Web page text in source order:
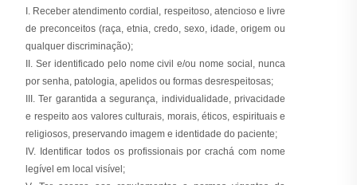
I. Receber atendimento cordial, respeitoso, atencioso e livre
de preconceitos (raça, etnia, credo, sexo, idade, origem ou
qualquer discriminação);
II. Ser identificado pelo nome civil e/ou nome social, nunca
por senha, patologia, apelidos ou formas desrespeitosas;
III. Ter garantida a segurança, individualidade, privacidade
e respeito aos valores culturais, morais, éticos, espirituais e
religiosos, preservando imagem e identidade do paciente;
IV. Identificar todos os profissionais por crachá com nome
legível em local visível;